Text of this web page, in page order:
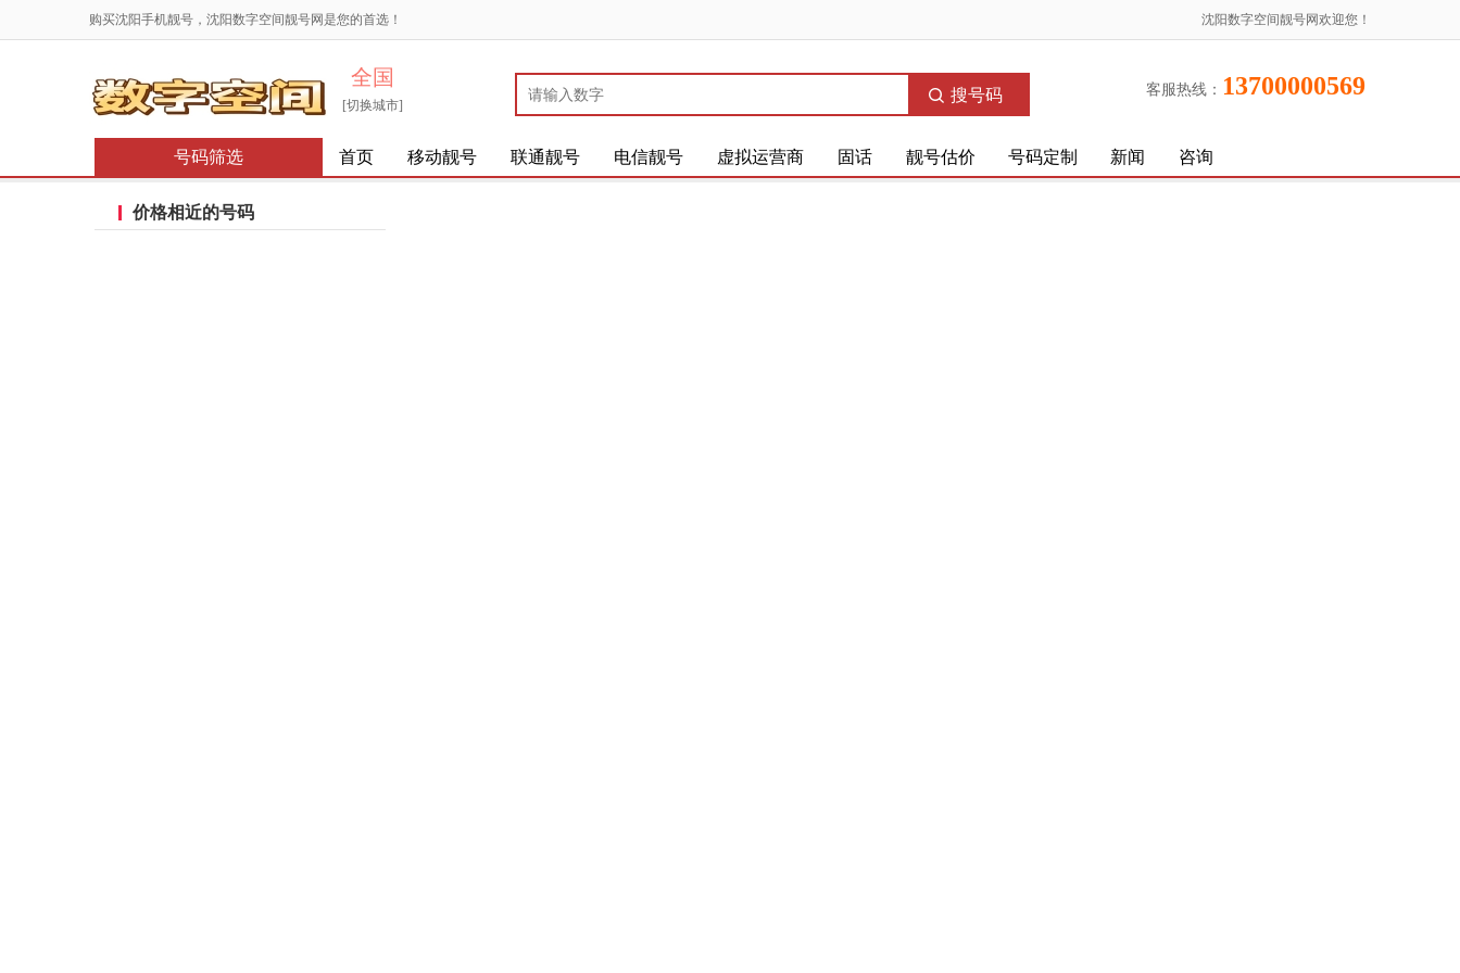
沈阳数字空间靓号网欢迎您！
购买沈阳手机靓号，沈阳数字空间靓号网是您的首选！
全国
[切换城市]
搜号码 客服热线： 13700000569
号码筛选 首页 移动靓号 联通靓号 电信靓号 虚拟运营商 固话 靓号估价 号码定制 新闻 咨询
价格相近的号码